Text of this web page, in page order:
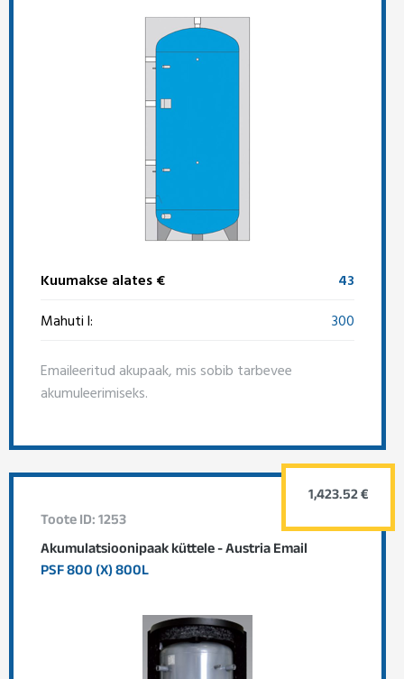
Kuumakse alates €
43
Mahuti l:
300
Emaileeritud akupaak, mis sobib tarbevee
akumuleerimiseks.
Toote ID: 1253
Akumulatsioonipaak küttele - Austria Email
PSF 800 (X) 800L
1,423.52 €